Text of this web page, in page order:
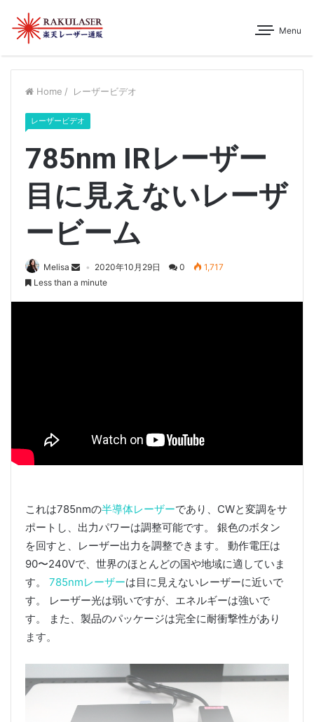
Menu
Home / レーザービデオ
レーザービデオ
785nm IRレーザー
目に見えないレーザ
ービーム
Melisa 2020年10月29日 0
1,717
Less than a minute
これは785nmの半導体レーザーであり、CWと変調をサ
ポートし、出力パワーは調整可能です。 銀色のボタン
を回すと、レーザー出力を調整できます。 動作電圧は
90〜240Vで、世界のほとんどの国や地域に適していま
す。 785nmレーザーは目に見えないレーザーに近いで
す。 レーザー光は弱いですが、エネルギーは強いで
す。 また、製品のパッケージは完全に耐衝撃性があり
ます。